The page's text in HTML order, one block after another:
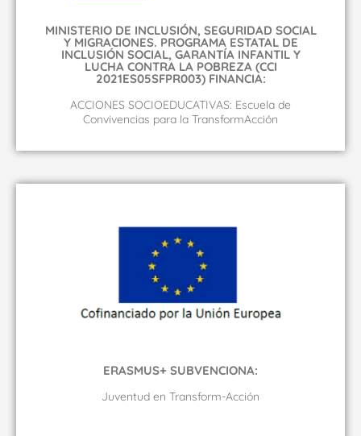
MINISTERIO DE INCLUSIÓN, SEGURIDAD SOCIAL
Y MIGRACIONES. PROGRAMA ESTATAL DE
INCLUSIÓN SOCIAL, GARANTÍA INFANTIL Y
LUCHA CONTRA LA POBREZA (CCI
2021ES05SFPR003) FINANCIA:
ACCIONES SOCIOEDUCATIVAS: Escuela de
Convivencias para la TransformAcción
ERASMUS+ SUBVENCIONA:
Juventud en Transform-Acción